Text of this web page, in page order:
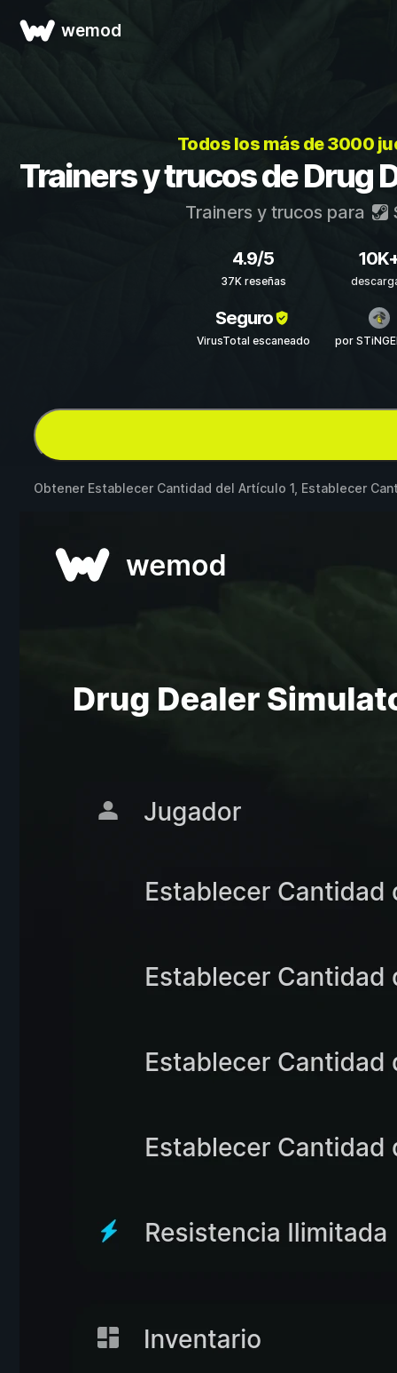
wemod
Todos los más de 3000
Trainers y trucos de Drug
Trainers y trucos para
4.9/5
37K reseñas
Seguro
VirusTotal escaneado por
Obtener Establecer Cantidad del Artículo 1, Establecer